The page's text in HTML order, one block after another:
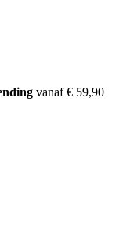
vanaf € 59,90